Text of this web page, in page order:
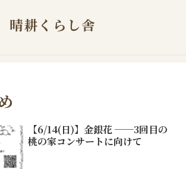
晴耕くらし舎
【6/14(日)】金銀花 ──3回目の
桃の家コンサートに向けて